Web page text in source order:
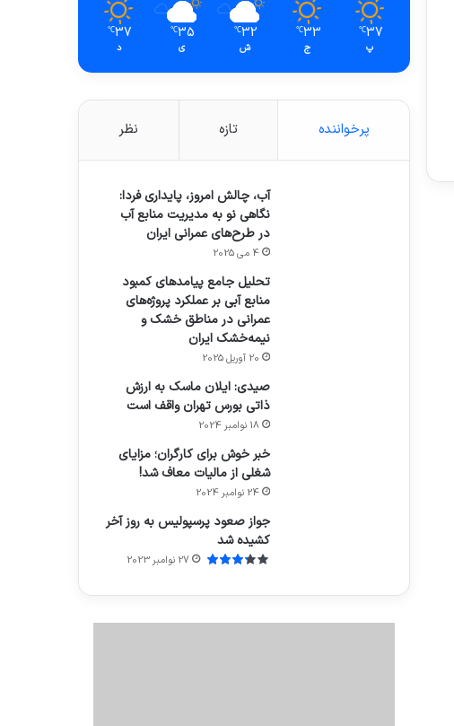
37
℃
پ
33
℃
ج
32
℃
ش
35
℃
ی
37
℃
د
پرخواننده تازه نظر
آب، چالش امروز، پایداری فردا:
نگاهی نو به مدیریت منابع آب
در طرح‌های عمرانی ایران
4 می 2025
تحلیل جامع پیامدهای کمبود
منابع آبی بر عملکرد پروژه‌های
عمرانی در مناطق خشک و
نیمه‌خشک ایران
20 آوریل 2025
صیدی: ایلان ماسک به ارزش
ذاتی بورس تهران واقف است
18 نوامبر 2024
خبر خوش برای کارگران؛ مزایای
شغلی از مالیات معاف شد!
24 نوامبر 2024
جواز صعود پرسپولیس به روز آخر
کشیده شد
27 نوامبر 2023